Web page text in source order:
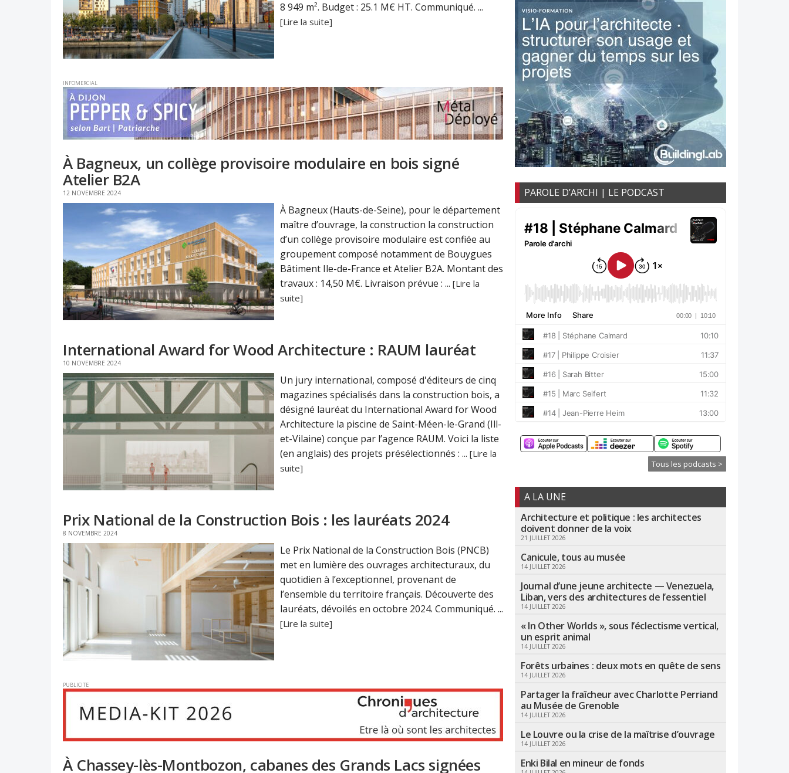
8 949 m². Budget : 25.1 M€ HT. Communiqué. ...
[Lire la suite]
INFOMERCIAL
À Bagneux, un collège provisoire modulaire en bois signé
Atelier B2A
12 NOVEMBRE 2024
À Bagneux (Hauts-de-Seine), pour le département
maître d’ouvrage, la construction la construction
d’un collège provisoire modulaire est confiée au
groupement composé notamment de Bouygues
Bâtiment Ile-de-France et Atelier B2A. Montant des
travaux : 14,50 M€. Livraison prévue : ... [Lire la
suite]
International Award for Wood Architecture : RAUM lauréat
10 NOVEMBRE 2024
Un jury international, composé d'éditeurs de cinq
magazines spécialisés dans la construction bois, a
désigné lauréat du International Award for Wood
Architecture la piscine de Saint-Méen-le-Grand (Ill-
et-Vilaine) conçue par l’agence RAUM. Voici la liste
(en anglais) des projets présélectionnés : ... [Lire la
suite]
Prix National de la Construction Bois : les lauréats 2024
8 NOVEMBRE 2024
Le Prix National de la Construction Bois (PNCB)
met en lumière des ouvrages architecturaux, du
quotidien à l’exceptionnel, provenant de
l’ensemble du territoire français. Découverte des
lauréats, dévoilés en octobre 2024. Communiqué. ...
[Lire la suite]
PUBLICITE
À Chassey-lès-Montbozon, cabanes des Grands Lacs signées
PAROLE D’ARCHI | LE PODCAST
Tous les podcasts >
A LA UNE
Architecture et politique : les architectes
doivent donner de la voix
21 JUILLET 2026
Canicule, tous au musée
14 JUILLET 2026
Journal d’une jeune architecte — Venezuela,
Liban, vers des architectures de l’essentiel
14 JUILLET 2026
« In Other Worlds », sous l’éclectisme vertical,
un esprit animal
14 JUILLET 2026
Forêts urbaines : deux mots en quête de sens
14 JUILLET 2026
Partager la fraîcheur avec Charlotte Perriand
au Musée de Grenoble
14 JUILLET 2026
Le Louvre ou la crise de la maîtrise d’ouvrage
14 JUILLET 2026
Enki Bilal en mineur de fonds